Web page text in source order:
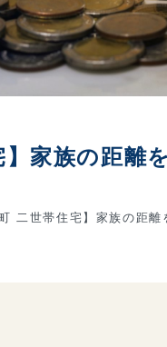
】家族の距離
二世帯住宅】家族の距